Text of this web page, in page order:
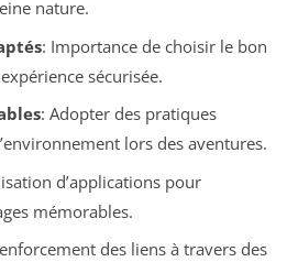
nature.
: Importance de choisir le bon
sécurisée.
: Adopter des pratiques
lors des aventures.
d’applications pour
mémorables.
des liens à travers des